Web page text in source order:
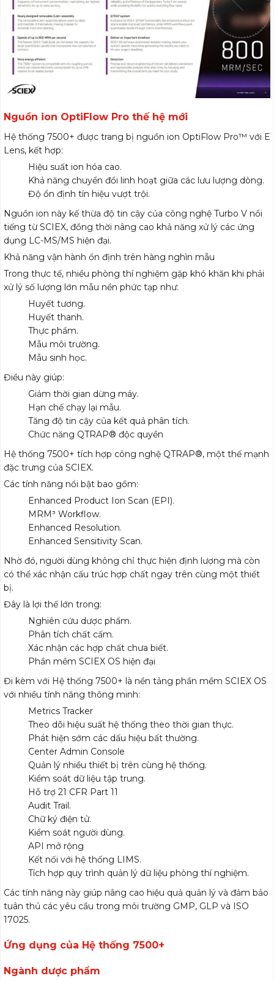
Nguồn ion OptiFlow Pro thế hệ mới
Hệ thống 7500+ được trang bị nguồn ion OptiFlow Pro™ với E
Lens, kết hợp:
Hiệu suất ion hóa cao.
Khả năng chuyển đổi linh hoạt giữa các lưu lượng dòng.
Độ ổn định tín hiệu vượt trội.
Nguồn ion này kế thừa độ tin cậy của công nghệ Turbo V nổi
tiếng từ SCIEX, đồng thời nâng cao khả năng xử lý các ứng
dụng LC-MS/MS hiện đại.
Khả năng vận hành ổn định trên hàng nghìn mẫu
Trong thực tế, nhiều phòng thí nghiệm gặp khó khăn khi phải
xử lý số lượng lớn mẫu nền phức tạp như:
Huyết tương.
Huyết thanh.
Thực phẩm.
Mẫu môi trường.
Mẫu sinh học.
Điều này giúp:
Giảm thời gian dừng máy.
Hạn chế chạy lại mẫu.
Tăng độ tin cậy của kết quả phân tích.
Chức năng QTRAP® độc quyền
Hệ thống 7500+ tích hợp công nghệ QTRAP®, một thế mạnh
đặc trưng của SCIEX.
Các tính năng nổi bật bao gồm:
Enhanced Product Ion Scan (EPI).
MRM³ Workflow.
Enhanced Resolution.
Enhanced Sensitivity Scan.
Nhờ đó, người dùng không chỉ thực hiện định lượng mà còn
có thể xác nhận cấu trúc hợp chất ngay trên cùng một thiết
bị.
Đây là lợi thế lớn trong:
Nghiên cứu dược phẩm.
Phân tích chất cấm.
Xác nhận các hợp chất chưa biết.
Phần mềm SCIEX OS hiện đại
Đi kèm với Hệ thống 7500+ là nền tảng phần mềm SCIEX OS
với nhiều tính năng thông minh:
Metrics Tracker
Theo dõi hiệu suất hệ thống theo thời gian thực.
Phát hiện sớm các dấu hiệu bất thường.
Center Admin Console
Quản lý nhiều thiết bị trên cùng hệ thống.
Kiểm soát dữ liệu tập trung.
Hỗ trợ 21 CFR Part 11
Audit Trail.
Chữ ký điện tử.
Kiểm soát người dùng.
API mở rộng
Kết nối với hệ thống LIMS.
Tích hợp quy trình quản lý dữ liệu phòng thí nghiệm.
Các tính năng này giúp nâng cao hiệu quả quản lý và đảm bảo
tuân thủ các yêu cầu trong môi trường GMP, GLP và ISO
17025.
Ứng dụng của Hệ thống 7500+
Ngành dược phẩm